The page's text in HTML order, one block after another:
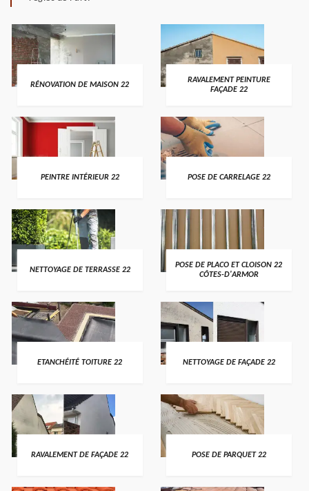
RÉNOVATION DE MAISON 22
RAVALEMENT PEINTURE
FAÇADE 22
PEINTRE INTÉRIEUR 22 POSE DE CARRELAGE 22
NETTOYAGE DE TERRASSE 22
POSE DE PLACO ET CLOISON 22
CÔTES-D'ARMOR
ETANCHÉITÉ TOITURE 22 NETTOYAGE DE FAÇADE 22
RAVALEMENT DE FAÇADE 22 POSE DE PARQUET 22